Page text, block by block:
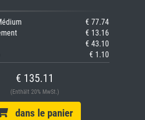
€ 77.74
€ 13.16
€ 43.10
€ 1.10
€ 135.11
(Enthält 20% MwSt.)
dans le panier